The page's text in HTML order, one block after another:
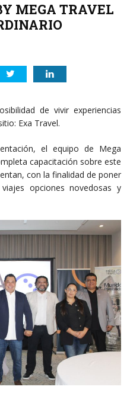
MEGA TRAVEL
de vivir experiencias
Exa Travel.
el equipo de Mega
capacitación sobre este
con la finalidad de poner
opciones novedosas y